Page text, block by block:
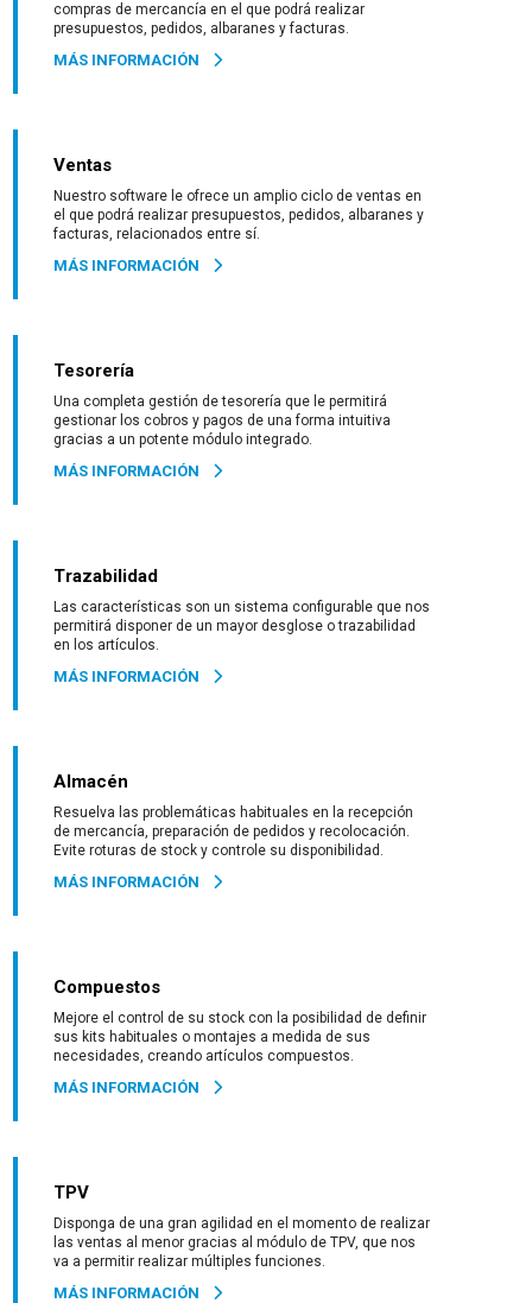
compras de mercancía en el que podrá realizar
presupuestos, pedidos, albaranes y facturas.
MÁS INFORMACIÓN
Ventas
Nuestro software le ofrece un amplio ciclo de ventas en
el que podrá realizar presupuestos, pedidos, albaranes y
facturas, relacionados entre sí.
MÁS INFORMACIÓN
Tesorería
Una completa gestión de tesorería que le permitirá
gestionar los cobros y pagos de una forma intuitiva
gracias a un potente módulo integrado.
MÁS INFORMACIÓN
Trazabilidad
Las características son un sistema configurable que nos
permitirá disponer de un mayor desglose o trazabilidad
en los artículos.
MÁS INFORMACIÓN
Almacén
Resuelva las problemáticas habituales en la recepción
de mercancía, preparación de pedidos y recolocación.
Evite roturas de stock y controle su disponibilidad.
MÁS INFORMACIÓN
Compuestos
Mejore el control de su stock con la posibilidad de definir
sus kits habituales o montajes a medida de sus
necesidades, creando artículos compuestos.
MÁS INFORMACIÓN
TPV
Disponga de una gran agilidad en el momento de realizar
las ventas al menor gracias al módulo de TPV, que nos
va a permitir realizar múltiples funciones.
MÁS INFORMACIÓN